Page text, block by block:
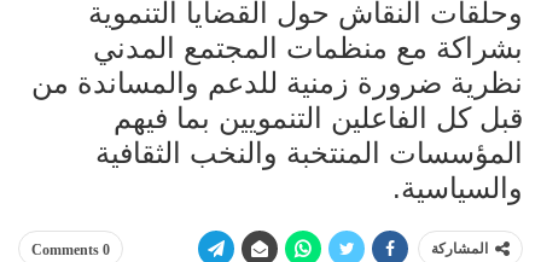
وحلقات النقاش حول القضايا التنموية
بشراكة مع منظمات المجتمع المدني
نظرية ضرورة زمنية للدعم والمساندة من
قبل كل الفاعلين التنمويين بما فيهم
المؤسسات المنتخبة والنخب الثقافية
والسياسية.
المشاركة 0 Comments